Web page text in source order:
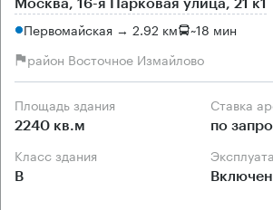
Москва, 16-я Парковая улица, 21 к1
Первомайская → 2.92 км ~18 мин
район Восточное Измайлово
Площадь здания
2240 кв.м
Ставка
по
Класс здания
B